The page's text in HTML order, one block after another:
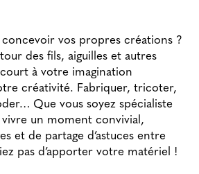
concevoir vos propres créations ?
des fils, aiguilles et autres
à votre imagination
créativité. Fabriquer, tricoter,
Que vous soyez spécialiste
un moment convivial,
et de partage d’astuces entre
pas d’apporter votre matériel !